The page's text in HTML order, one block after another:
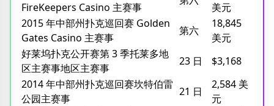
FireKeepers Casino 主赛事
美元
2015 年中部州扑克巡回赛 Golden
Gates Casino 主赛事
第六
18,845
美元
好莱坞扑克公开赛第 3 季托莱多地
区主赛事地区主赛事
23 日
$3,168
2014 年中部州扑克巡回赛坎特伯雷
公园主赛事
21 日
2,584 美
元